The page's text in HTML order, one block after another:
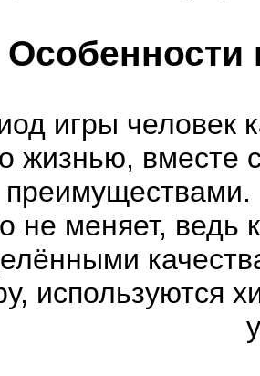
Особенности
игры человек
жизнью, вместе
не меняет,
используются